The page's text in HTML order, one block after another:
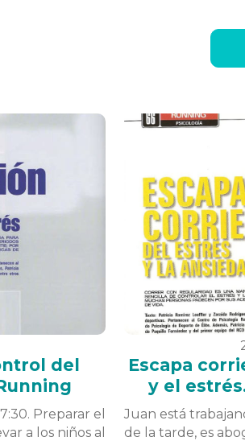
del
Preparar el
a los niños al
Escapa
y el
Juan está
de la tarde, es